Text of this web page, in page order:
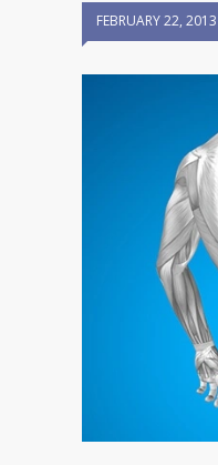
FEBRUARY 22, 2013